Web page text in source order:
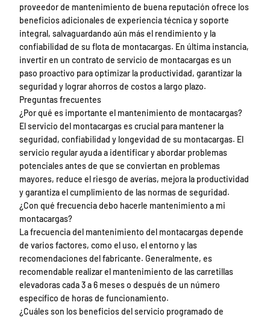
proveedor de mantenimiento de buena reputación ofrece los
beneficios adicionales de experiencia técnica y soporte
integral, salvaguardando aún más el rendimiento y la
confiabilidad de su flota de montacargas. En última instancia,
invertir en un contrato de servicio de montacargas es un
paso proactivo para optimizar la productividad, garantizar la
seguridad y lograr ahorros de costos a largo plazo.
Preguntas frecuentes
¿Por qué es importante el mantenimiento de montacargas?
El servicio del montacargas es crucial para mantener la
seguridad, confiabilidad y longevidad de su montacargas. El
servicio regular ayuda a identificar y abordar problemas
potenciales antes de que se conviertan en problemas
mayores, reduce el riesgo de averías, mejora la productividad
y garantiza el cumplimiento de las normas de seguridad.
¿Con qué frecuencia debo hacerle mantenimiento a mi
montacargas?
La frecuencia del mantenimiento del montacargas depende
de varios factores, como el uso, el entorno y las
recomendaciones del fabricante. Generalmente, es
recomendable realizar el mantenimiento de las carretillas
elevadoras cada 3 a 6 meses o después de un número
específico de horas de funcionamiento.
¿Cuáles son los beneficios del servicio programado de